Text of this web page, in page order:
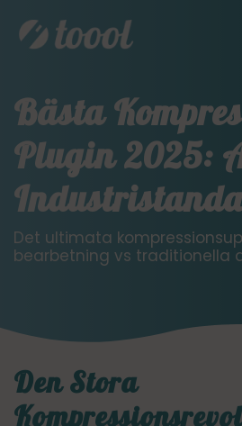
Bästa
Plugin 2025:
Det ultimata
bearbetning vs traditionella
Den Stora